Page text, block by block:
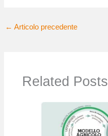
← Articolo precedente
Related Posts